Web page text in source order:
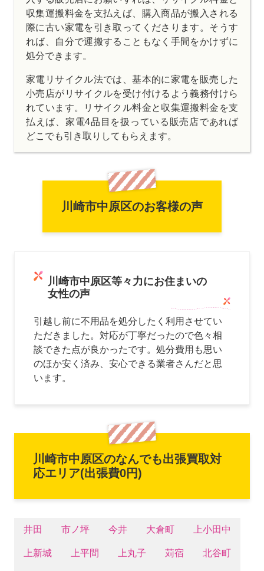
収集運搬料金を支払えば、購入商品が搬入される
際に古い家電を引き取ってくださります。そうす
れば、自分で運搬することもなく手間をかけずに
処分できます。
家電リサイクル法では、基本的に家電を販売した
小売店がリサイクルを受け付けるよう義務付けら
れています。リサイクル料金と収集運搬料金を支
払えば、家電4品目を扱っている販売店であれば
どこでも引き取りしてもらえます。
川崎市中原区のお客様の声
川崎市中原区等々力にお住まいの
女性の声
引越し前に不用品を処分したく利用させてい
ただきました。対応が丁寧だったので色々相
談できた点が良かったです。処分費用も思い
のほか安く済み、安心できる業者さんだと思
います。
川崎市中原区のなんでも出張買取対
応エリア(出張費0円)
井田 市ノ坪 今井 大倉町 上小田中
上新城 上平間 上丸子 苅宿 北谷町